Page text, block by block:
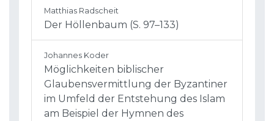
Matthias Radscheit
Der Höllenbaum (S. 97–133)
Johannes Koder
Möglichkeiten biblischer
Glaubensvermittlung der Byzantiner
im Umfeld der Entstehung des Islam
am Beispiel der Hymnen des